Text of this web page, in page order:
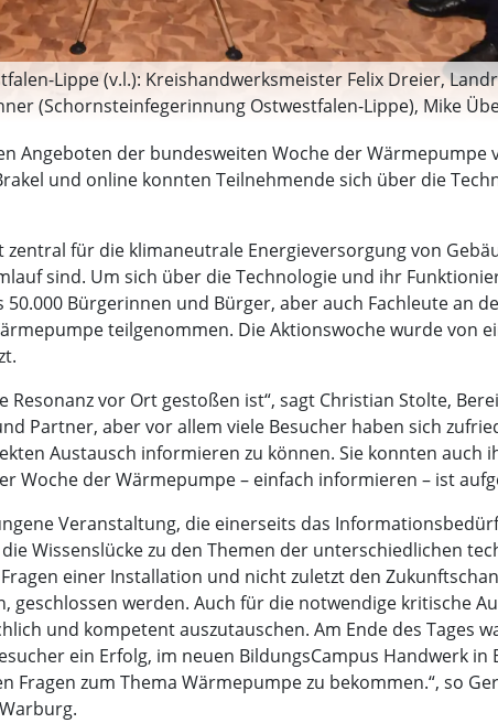
Lippe (v.l.): Kreishandwerksmeister Felix Dreier,
(Schornsteinfegerinnung Ostwestfalen-Lippe), Mike
Ostwestfalen-Lippe) und Bernd
Angeboten der bundesweiten Woche der Wärmepumpe
und online konnten Teilnehmende sich über die
für die klimaneutrale Energieversorgung von
sind. Um sich über die Technologie und ihr
Bürgerinnen und Bürger, aber auch Fachleute an
teilgenommen. Die Aktionswoche wurde von
vor Ort gestoßen ist“, sagt Christian Stolte,
Partner, aber vor allem viele Besucher haben sich
Austausch informieren zu können. Sie konnten auch
der Wärmepumpe – einfach informieren – ist
Veranstaltung, die einerseits das
Wissenslücke zu den Themen der unterschiedlichen
einer Installation und nicht zuletzt den
werden. Auch für die notwendige kritische
und kompetent auszutauschen. Am Ende des Tages
ein Erfolg, im neuen BildungsCampus Handwerk in
zum Thema Wärmepumpe zu bekommen.“, so